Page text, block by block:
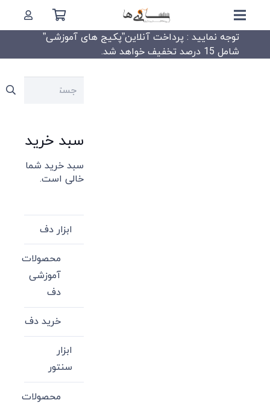
توجه نمایید : پرداخت آنلاین”پکیج های آموزشی”
شامل 15 درصد تخفیف خواهد شد.
جستجو
سبد خرید
سبد خرید شما
خالی است.
ابزار دف
محصولات
آموزشی
دف
خرید دف
ابزار
سنتور
محصولات